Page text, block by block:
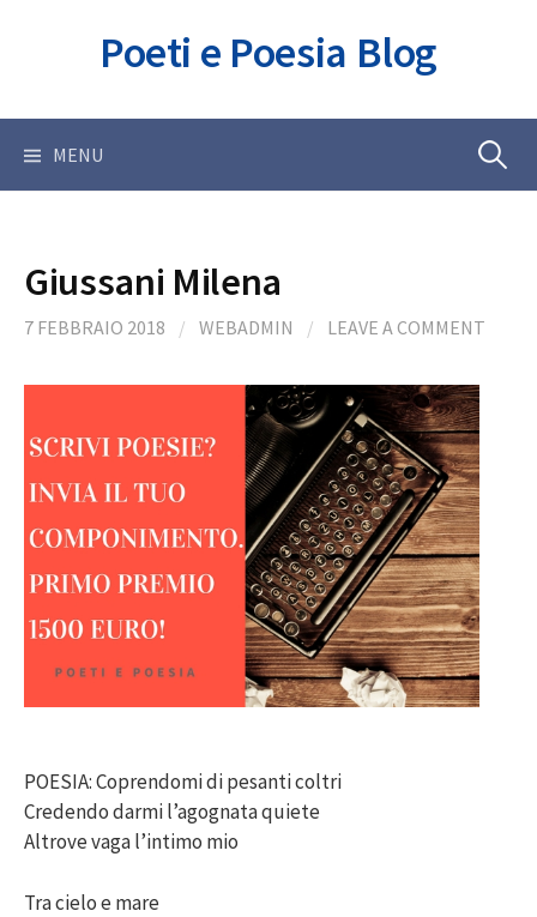
Poeti e Poesia Blog
MENU Ricerca
Giussani Milena
7 FEBBRAIO 2018 / WEBADMIN / LEAVE A COMMENT
POESIA: Coprendomi di pesanti coltri
Credendo darmi l’agognata quiete
Altrove vaga l’intimo mio
Tra cielo e mare